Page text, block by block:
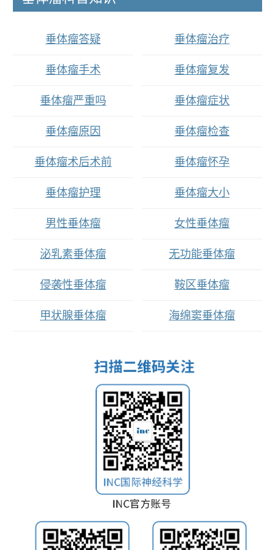
垂体瘤答疑 垂体瘤治疗
垂体瘤手术 垂体瘤复发
垂体瘤严重吗 垂体瘤症状
垂体瘤原因 垂体瘤检查
垂体瘤术后术前 垂体瘤怀孕
垂体瘤护理 垂体瘤大小
男性垂体瘤 女性垂体瘤
泌乳素垂体瘤 无功能垂体瘤
侵袭性垂体瘤 鞍区垂体瘤
甲状腺垂体瘤 海绵窦垂体瘤